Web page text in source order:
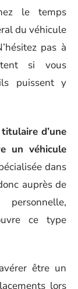
le temps
du véhicule
pas à
si vous
puissent y
titulaire d’une
un véhicule
dans
auprès de
ce type
être un
lors